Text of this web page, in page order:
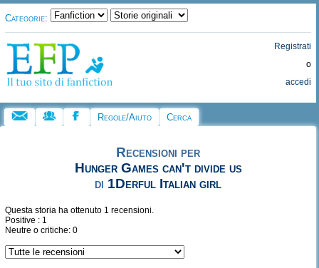
Categorie:
Registrati
o
accedi
Regole/Aiuto Cerca
Recensioni per
Hunger Games can't divide us
di 1Derful Italian girl
Questa storia ha ottenuto 1 recensioni.
Positive : 1
Neutre o critiche: 0